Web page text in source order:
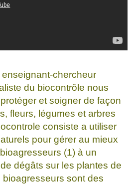
chercheur
du biocontrôle nous
et soigner de façon
fleurs, légumes et arbres
consiste a utiliser
pour gérer au mieux
(1) à un
dégâts sur les plantes de
sont des